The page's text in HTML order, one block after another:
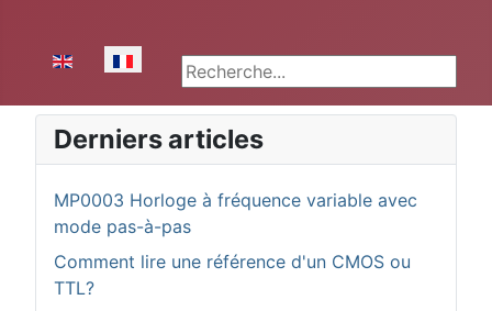
Sélectionnez votre langue
Rechercher
Derniers articles
MP0003 Horloge à fréquence variable avec
mode pas-à-pas
Comment lire une référence d'un CMOS ou
TTL?